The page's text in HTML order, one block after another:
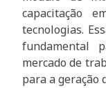
capacitação
tecnologias.
fundamental
mercado de
para a geração